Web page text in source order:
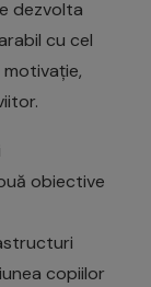
dezvolta
cu cel
obiective
copiilor